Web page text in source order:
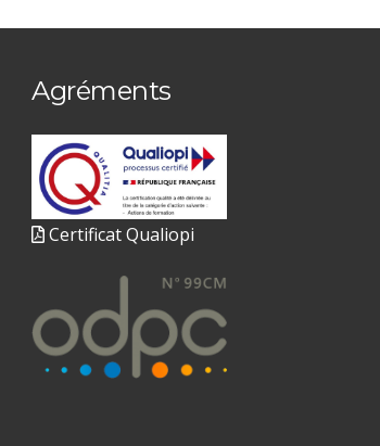
Agréments
Certificat Qualiopi